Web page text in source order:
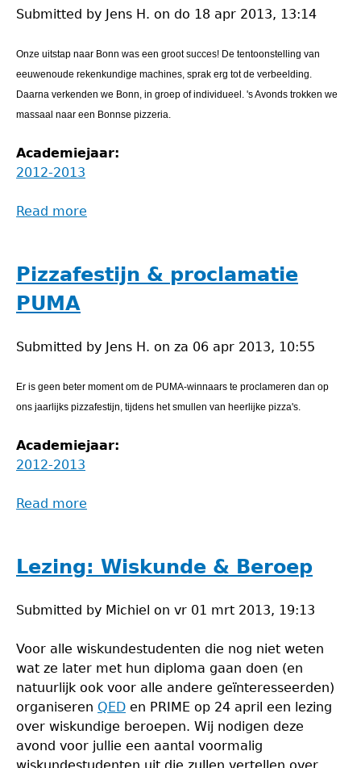
Submitted by Jens H. on do 18 apr 2013, 13:14
Onze uitstap naar Bonn was een groot succes! De tentoonstelling van
eeuwenoude rekenkundige machines, sprak erg tot de verbeelding.
Daarna verkenden we Bonn, in groep of individueel. 's Avonds trokken we
massaal naar een Bonnse pizzeria.
Academiejaar:
2012-2013
Read more
Bonn
Pizzafestijn & proclamatie
PUMA
Submitted by Jens H. on za 06 apr 2013, 10:55
Er is geen beter moment om de PUMA-winnaars te proclameren dan op
ons jaarlijks pizzafestijn, tijdens het smullen van heerlijke pizza's.
Academiejaar:
2012-2013
Read more
proclamatie
PUMA
Lezing: Wiskunde & Beroep
Submitted by Michiel on vr 01 mrt 2013, 19:13
Voor alle wiskundestudenten die nog niet weten
wat ze later met hun diploma gaan doen (en
natuurlijk ook voor alle andere geïnteresseerden)
organiseren QED en PRIME op 24 april een lezing
over wiskundige beroepen. Wij nodigen deze
avond voor jullie een aantal voormalig